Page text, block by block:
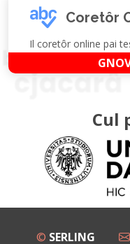
Coretôr
Il coretôr online pai
Cul
© SERLING